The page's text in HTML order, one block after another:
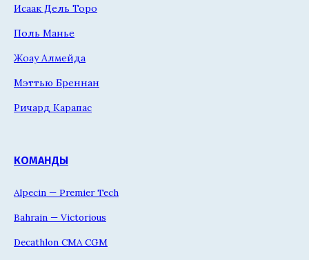
Исаак Дель Торо
Поль Манье
Жоау Алмейда
Мэттью Бреннан
Ричард Карапас
КОМАНДЫ
Alpecin — Premier Tech
Bahrain — Victorious
Decathlon CMA CGM